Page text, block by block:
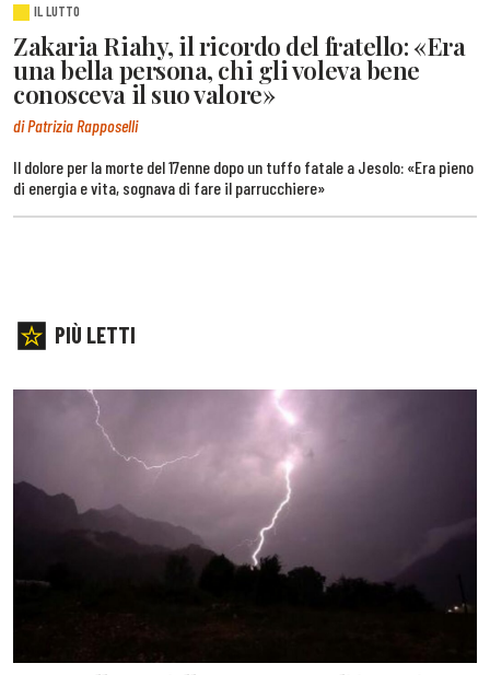
IL LUTTO
Zakaria Riahy, il ricordo del fratello: «Era
una bella persona, chi gli voleva bene
conosceva il suo valore»
di Patrizia Rapposelli
Il dolore per la morte del 17enne dopo un tuffo fatale a Jesolo: «Era pieno
di energia e vita, sognava di fare il parrucchiere»
PIÙ LETTI